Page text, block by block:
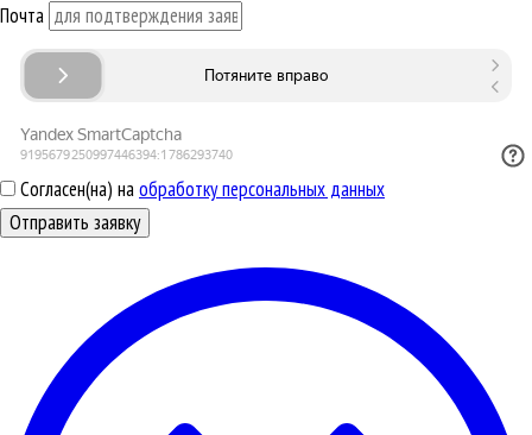
Почта
Согласен(на) наобработку персональных данных
Отправить заявку